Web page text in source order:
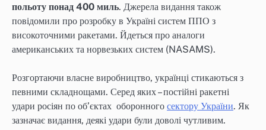
польоту понад 400 миль. Джерела видання також
повідомили про розробку в Україні систем ППО з
високоточними ракетами. Йдеться про аналоги
американських та норвезьких систем (NASAMS).
Розгортаючи власне виробництво, українці стикаються з
певними складнощами. Серед яких – постійні ракетні
удари росіян по об’єктах оборонного сектору України. Як
зазначає видання, деякі удари були доволі чутливим.